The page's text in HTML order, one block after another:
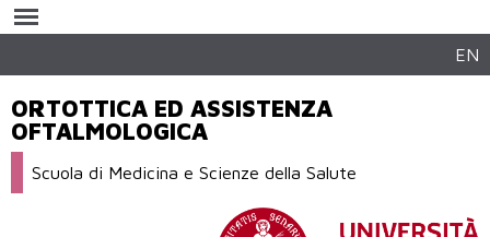
contenuto
EN
ORTOTTICA ED ASSISTENZA
OFTALMOLOGICA
Scuola di Medicina e Scienze della Salute